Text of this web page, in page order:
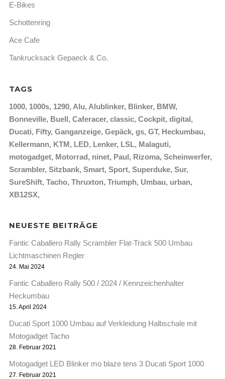
E-Bikes
Schottenring
Ace Cafe
Tankrucksack Gepaeck & Co.
TAGS
1000 1000s 1290 Alu Alublinker Blinker BMW
Bonneville Buell Caferacer classic Cockpit digital
Ducati Fifty Ganganzeige Gepäck gs GT Heckumbau
Kellermann KTM LED Lenker LSL Malaguti
motogadget Motorrad ninet Paul Rizoma Scheinwerfer
Scrambler Sitzbank Smart Sport Superduke Sur
SureShift Tacho Thruxton Triumph Umbau urban
XB12SX
NEUESTE BEITRÄGE
Fantic Caballero Rally Scrambler Flat-Track 500 Umbau
Lichtmaschinen Regler
24. Mai 2024
Fantic Caballero Rally 500 / 2024 / Kennzeichenhalter
Heckumbau
15. April 2024
Ducati Sport 1000 Umbau auf Verkleidung Halbschale mit
Motogadget Tacho
28. Februar 2021
Motogadget LED Blinker mo blaze tens 3 Ducati Sport 1000
27. Februar 2021